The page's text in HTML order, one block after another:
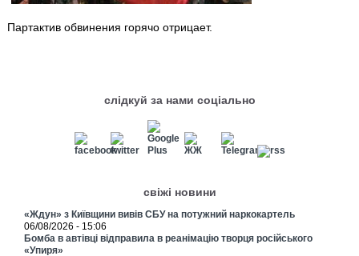
Партактив обвинения горячо отрицает.
слідкуй за нами соціально
свіжі новини
«Ждун» з Київщини вивів СБУ на потужний наркокартель
06/08/2026 - 15:06
Бомба в автівці відправила в реанімацію творця російського
«Упиря»